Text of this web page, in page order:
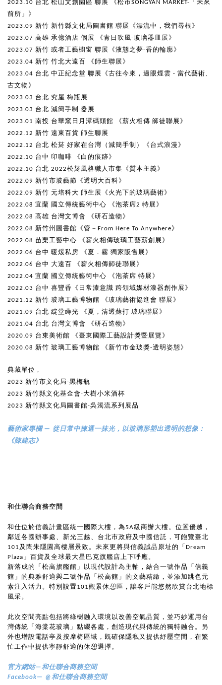
2023.10 台北 松山文創園區 聯展 《松市SONGYAN MARKET-「未來
前所」》
2023.09 新竹 新竹縣文化局圖書館 聯展《漂流中，我們尋根》
2023.07 高雄 承億酒店 個展 《青日吹風-玻璃器皿展》
2023.07 新竹 或者工藝櫥窗 聯展《液態之夢-香的輪廓》
2023.04 新竹 竹北大遠百 《師生聯展》
2023.04 台北 中正紀念堂 聯展《古往今來，過眼煙雲 - 當代藝術、
古文物》
2023.03 台北 究屋 梅瓶展
2023.03 台北 減簡手制 器展
2023.01 南投 台華窯日月潭碼頭館 《薪火相傳 師徒聯展》
2022.12 新竹 遠東百貨 師生聯展
2022.12 台北 松菸 好家在台灣（減簡手制）《台式浪漫》
2022.10 台中 印咖啡 《白的痕跡》
2022.10 台北 2022松菸風格職人市集《質本主義》
2022.09 新竹市玻藝節《透明大百科》
2022.09 新竹 元培科大 師生展《火光下的玻璃藝術》
2022.08 宜蘭 國立傳統藝術中心 《泡茶席2 特展》
2022.08 高雄 台灣文博會 《研石造物》
2022.08 新竹州圖書館《管－From Here To Anywhere》
2022.08 苗栗工藝中心 《薪火相傳玻璃工藝薪創展》
2022.06 台中 暖煖私房 《夏．霧 獨家販售展》
2022.06 台中 大遠百 《薪火相傳師徒聯展》
2022.04 宜蘭 國立傳統藝術中心 《泡茶席 特展》
2022.03 台中 喜豐香《日常漆意識 跨領域媒材漆器創作展》
2021.12 新竹 玻璃工藝博物館 《玻璃藝術協進會 聯展》
2021.09 台北 綻堂蒔光 《夏，清透蘇打 玻璃聯展》
2021.04 台北 台灣文博會 《研石造物》
2020.09 台東美術館 《臺東國際工藝設計獎暨展覽》
2020.08 新竹 玻璃工藝博物館 《新竹市金玻獎-透明姿態》
典藏單位 ,
2023 新竹市文化局-黑梅瓶
2023 新竹縣文化基金會-大樹小米酒杯
2023 新竹縣文化局圖書館-吳濁流系列展品
藝術家專欄 — 從日常中揀選一抹光，以玻璃形塑出透明的想像：
《陳建志》
和仕聯合商務空間
和仕位於信義計畫區統一國際大樓，為5A級商辦大樓。位置優越，
鄰近各國辦事處、新光三越、台北市政府及中國信託，可飽覽臺北
101及陶朱隱園高樓層景致。未來更將與信義誠品原址的「Dream
Plaza」百貨及全球最大星巴克旗艦店上下呼應。
新落成的「松高旗艦館」以現代設計為主軸，結合一號作品「信義
館」的典雅舒適與二號作品「松高館」的文藝精緻，並添加跳色元
素注入活力。特別設置101觀景休憩區，讓客戶能悠然欣賞台北地標
風采。
此次空間亮點包括將綠樹融入環境以改善空氣品質，並巧妙運用台
灣傳統「海棠花玻璃」點綴各處，創造現代與傳統的獨特融合。另
外也增設電話亭及按摩椅區域，既確保隱私又提供紓壓空間，在繁
忙工作中提供寧靜舒適的休憩選擇。
官方網站—和仕聯合商務空間
Facebook— @和仕聯合商務空間